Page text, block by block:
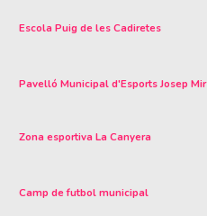
Escola Puig de les Cadiretes
Pavelló Municipal d'Esports Josep Mir
Zona esportiva La Canyera
Camp de futbol municipal